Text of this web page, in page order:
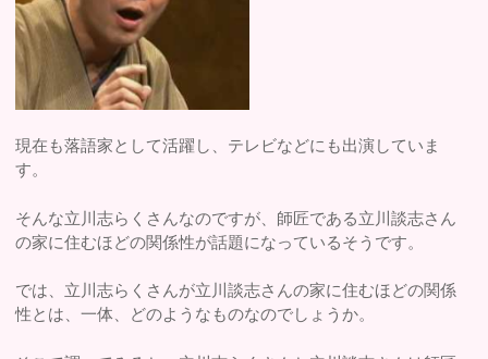
現在も落語家として活躍し、テレビなどにも出演していま
す。
そんな立川志らくさんなのですが、師匠である立川談志さん
の家に住むほどの関係性が話題になっているそうです。
では、立川志らくさんが立川談志さんの家に住むほどの関係
性とは、一体、どのようなものなのでしょうか。